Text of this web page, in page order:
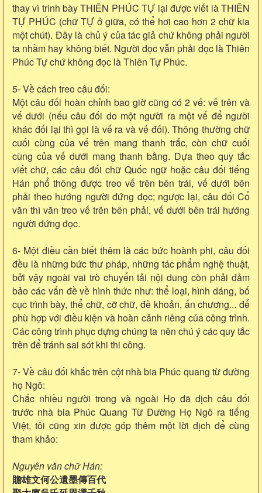
thay vì trình bày THIÊN PHÚC TỰ lại được viết là THIÊN
TỰ PHÚC (chữ TỰ ở giữa, có thể hơi cao hơn 2 chữ kia
một chút). Đây là chủ ý của tác giả chứ không phải người
ta nhầm hay không biết. Người đọc vẫn phải đọc là Thiên
Phúc Tự chứ không đọc là Thiên Tự Phúc.
5- Về cách treo câu đối:
Một câu đối hoàn chỉnh bao giờ cũng có 2 vế: vế trên và
vế dưới (nếu câu đối do một người ra một vế để người
khác đối lại thì gọi là vế ra và vế đối). Thông thường chữ
cuối cùng của vế trên mang thanh trắc, còn chữ cuối
cùng của vế dưới mang thanh bằng. Dựa theo quy tắc
viết chữ, các câu đối chữ Quốc ngữ hoặc câu đối tiếng
Hán phổ thông được treo vế trên bên trái, vế dưới bên
phải theo hướng người đứng đọc; ngược lại, câu đối Cổ
văn thì văn treo vế trên bên phải, vế dưới bên trái hướng
người đứng đọc.
6- Một điều cần biết thêm là các bức hoành phi, câu đối
đều là những bức thư pháp, những tác phẩm nghệ thuật,
bởi vậy ngoài vai trò chuyển tải nội dung còn phải đảm
bảo các vấn đề về hình thức như: thể loại, hình dáng, bố
cục trình bày, thể chữ, cỡ chữ, đề khoản, ấn chương... để
phù hợp với điều kiện và hoàn cảnh riêng của công trình.
Các công trình phục dựng chúng ta nên chú ý các quy tắc
trên để tránh sai sót khi thi công.
7- Về câu đối khắc trên cột nhà bia Phúc quang từ đường
họ Ngô:
Chắc nhiều người trong và ngoài Họ đã dịch câu đối
trước nhà bia Phúc Quang Từ Đường Họ Ngô ra tiếng
Việt, tôi cũng xin được góp thêm một lời dịch để cùng
tham khảo:
Nguyên văn chữ Hán:
贍雄文何公遺墨傳百代